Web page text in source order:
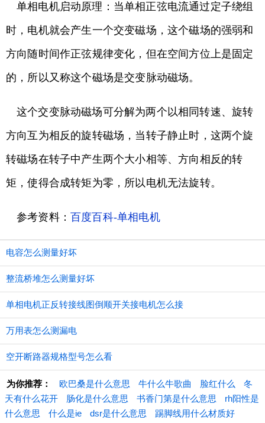
单相电机启动原理：当单相正弦电流通过定子绕组
时，电机就会产生一个交变磁场，这个磁场的强弱和
方向随时间作正弦规律变化，但在空间方位上是固定
的，所以又称这个磁场是交变脉动磁场。
这个交变脉动磁场可分解为两个以相同转速、旋转
方向互为相反的旋转磁场，当转子静止时，这两个旋
转磁场在转子中产生两个大小相等、方向相反的转
矩，使得合成转矩为零，所以电机无法旋转。
参考资料： 百度百科-单相电机
电容怎么测量好坏
整流桥堆怎么测量好坏
单相电机正反转接线图倒顺开关接电机怎么接
万用表怎么测漏电
空开断路器规格型号怎么看
为你推荐： 欧巴桑是什么意思 牛什么牛歌曲 脸红什么
冬
天有什么花开
肠化是什么意思 书香门第是什么意思
rh阳性是
什么意思
什么是ie dsr是什么意思 踢脚线用什么材质好